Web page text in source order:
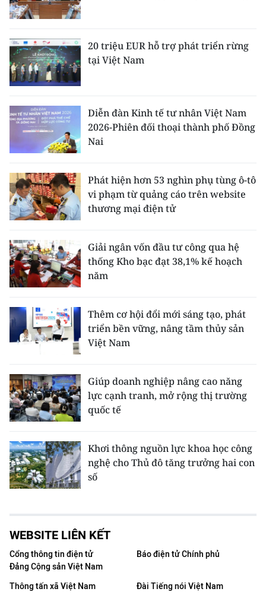
20 triệu EUR hỗ trợ phát triển rừng
tại Việt Nam
Diễn đàn Kinh tế tư nhân Việt Nam
2026-Phiên đối thoại thành phố Đồng
Nai
Phát hiện hơn 53 nghìn phụ tùng ô-tô
vi phạm từ quảng cáo trên website
thương mại điện tử
Giải ngân vốn đầu tư công qua hệ
thống Kho bạc đạt 38,1% kế hoạch
năm
Thêm cơ hội đổi mới sáng tạo, phát
triển bền vững, nâng tầm thủy sản
Việt Nam
Giúp doanh nghiệp nâng cao năng
lực cạnh tranh, mở rộng thị trường
quốc tế
Khơi thông nguồn lực khoa học công
nghệ cho Thủ đô tăng trưởng hai con
số
WEBSITE LIÊN KẾT
Cổng thông tin điện tử
Đảng Cộng sản Việt Nam
Báo điện tử Chính phủ
Thông tấn xã Việt Nam
Đài Tiếng nói Việt Nam